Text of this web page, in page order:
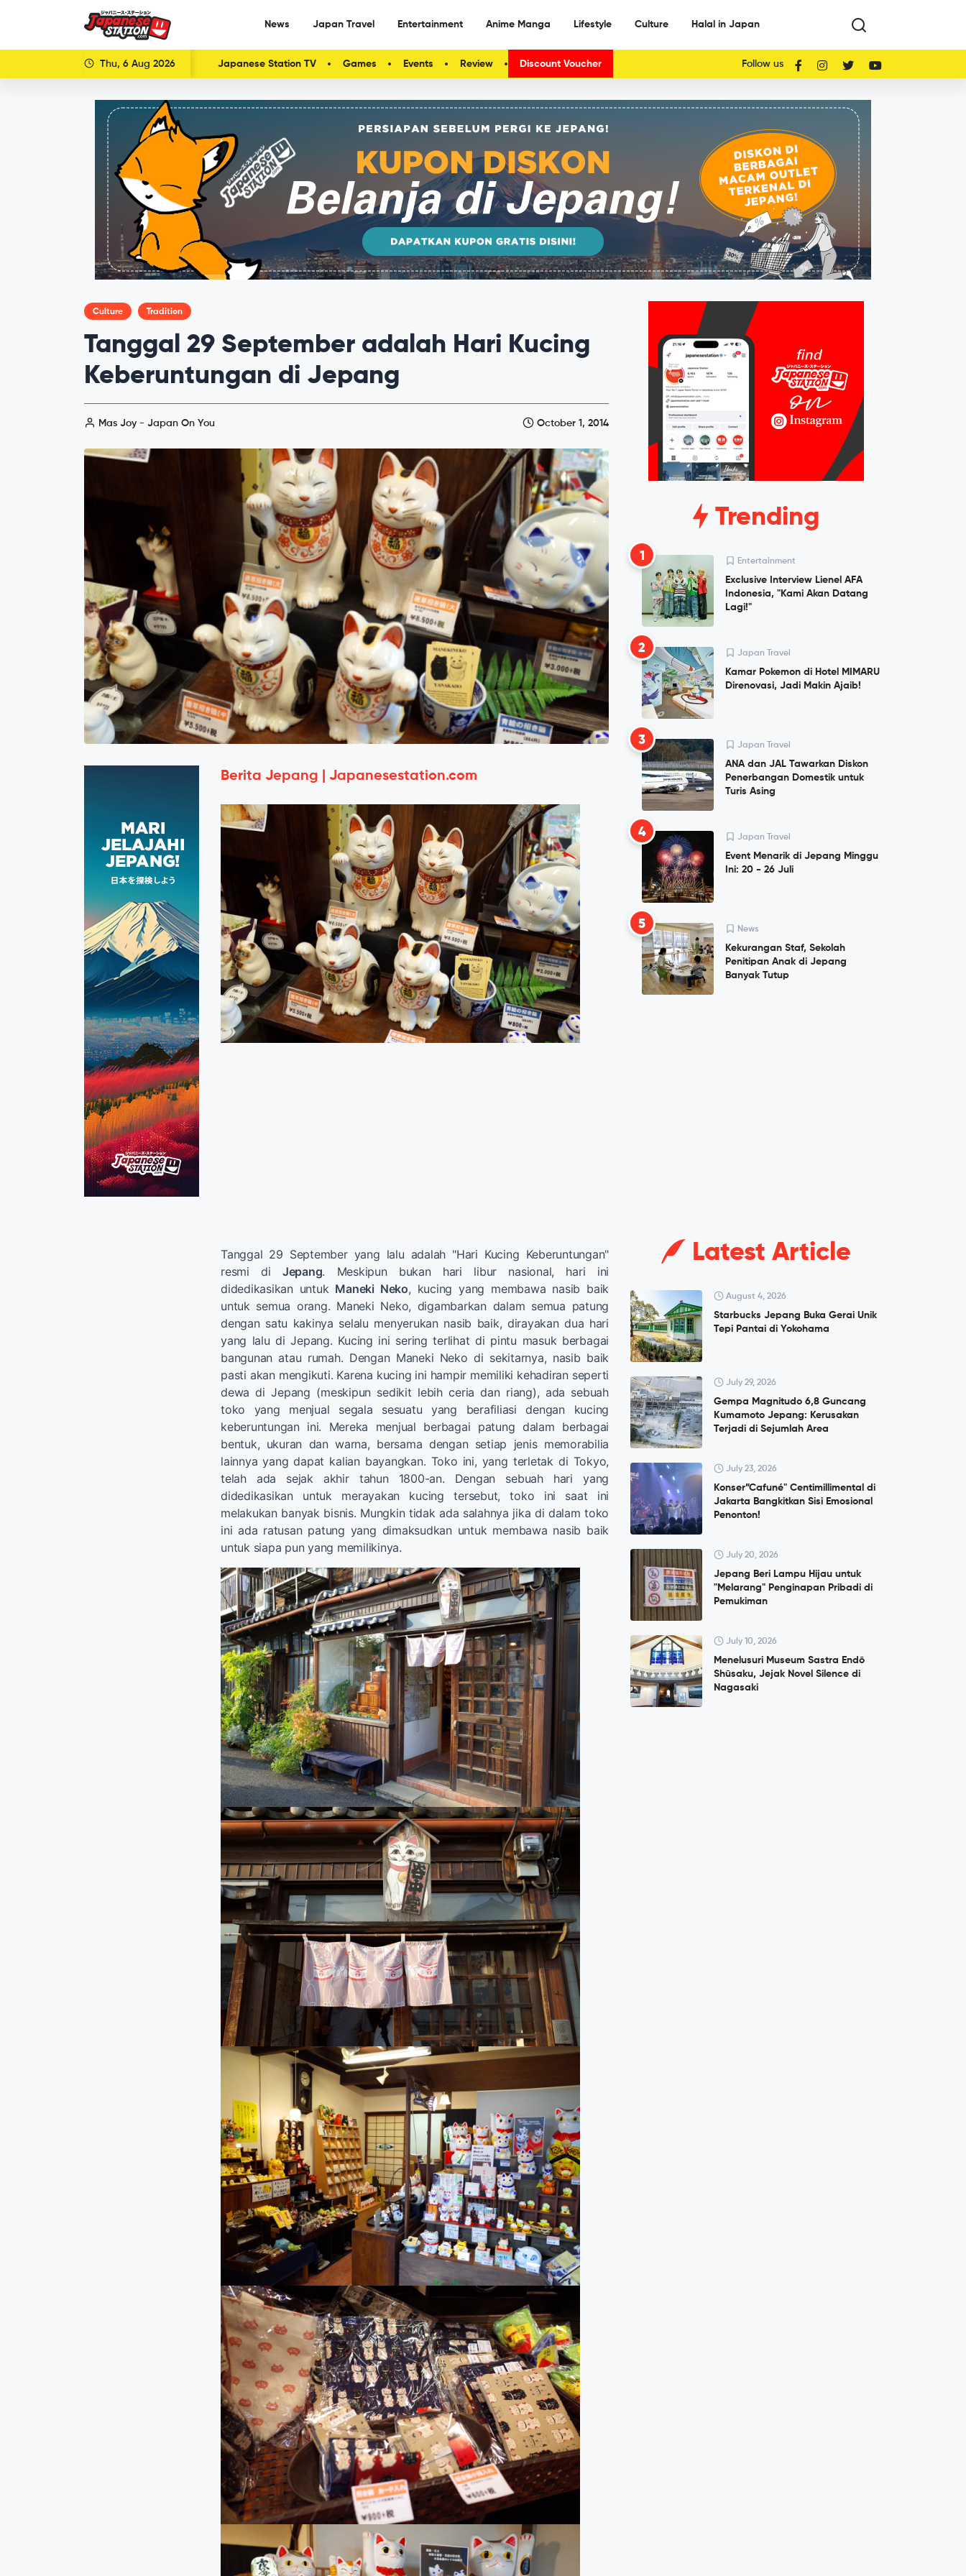
News Japan Travel Entertainment Anime Manga Lifestyle Culture Halal in Japan
Thu, 6 Aug 2026 Japanese Station TV Games Events Review Discount Voucher Follow us
Culture Tradition
Tanggal 29 September adalah Hari Kucing
Keberuntungan di Jepang
Mas Joy - Japan On You October 1, 2014
Berita Jepang | Japanesestation.com
Tanggal 29 September yang lalu adalah "Hari Kucing Keberuntungan"
resmi di Jepang. Meskipun bukan hari libur nasional, hari ini
didedikasikan untuk Maneki Neko, kucing yang membawa nasib baik
untuk semua orang. Maneki Neko, digambarkan dalam semua patung
dengan satu kakinya selalu menyerukan nasib baik, dirayakan dua hari
yang lalu di Jepang. Kucing ini sering terlihat di pintu masuk berbagai
bangunan atau rumah. Dengan Maneki Neko di sekitarnya, nasib baik
pasti akan mengikuti. Karena kucing ini hampir memiliki kehadiran seperti
dewa di Jepang (meskipun sedikit lebih ceria dan riang), ada sebuah
toko yang menjual segala sesuatu yang berafiliasi dengan kucing
keberuntungan ini. Mereka menjual berbagai patung dalam berbagai
bentuk, ukuran dan warna, bersama dengan setiap jenis memorabilia
lainnya yang dapat kalian bayangkan. Toko ini, yang terletak di Tokyo,
telah ada sejak akhir tahun 1800-an. Dengan sebuah hari yang
didedikasikan untuk merayakan kucing tersebut, toko ini saat ini
melakukan banyak bisnis. Mungkin tidak ada salahnya jika di dalam toko
ini ada ratusan patung yang dimaksudkan untuk membawa nasib baik
untuk siapa pun yang memilikinya.
Trending
1 Entertainment
Exclusive Interview Lienel AFA
Indonesia, "Kami Akan Datang
Lagi!"
2 Japan Travel
Kamar Pokemon di Hotel MIMARU
Direnovasi, Jadi Makin Ajaib!
3 Japan Travel
ANA dan JAL Tawarkan Diskon
Penerbangan Domestik untuk
Turis Asing
4 Japan Travel
Event Menarik di Jepang Minggu
Ini: 20 - 26 Juli
5 News
Kekurangan Staf, Sekolah
Penitipan Anak di Jepang
Banyak Tutup
Latest Article
August 4, 2026
Starbucks Jepang Buka Gerai Unik
Tepi Pantai di Yokohama
July 29, 2026
Gempa Magnitudo 6,8 Guncang
Kumamoto Jepang: Kerusakan
Terjadi di Sejumlah Area
July 23, 2026
Konser”Cafuné" Centimillimental di
Jakarta Bangkitkan Sisi Emosional
Penonton!
July 20, 2026
Jepang Beri Lampu Hijau untuk
"Melarang" Penginapan Pribadi di
Pemukiman
July 10, 2026
Menelusuri Museum Sastra Endō
Shūsaku, Jejak Novel Silence di
Nagasaki